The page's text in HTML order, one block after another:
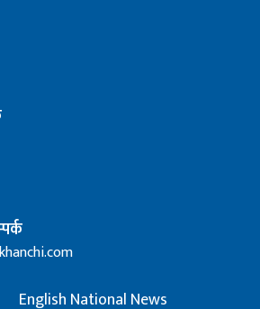
English National News